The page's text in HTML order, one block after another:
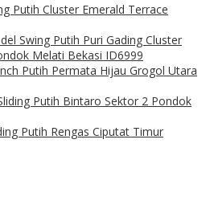
Putih Cluster Emerald Terrace
Swing Putih Puri Gading Cluster
Melati Bekasi ID6999
Putih Permata Hijau Grogol Utara
Putih Bintaro Sektor 2 Pondok
Putih Rengas Ciputat Timur